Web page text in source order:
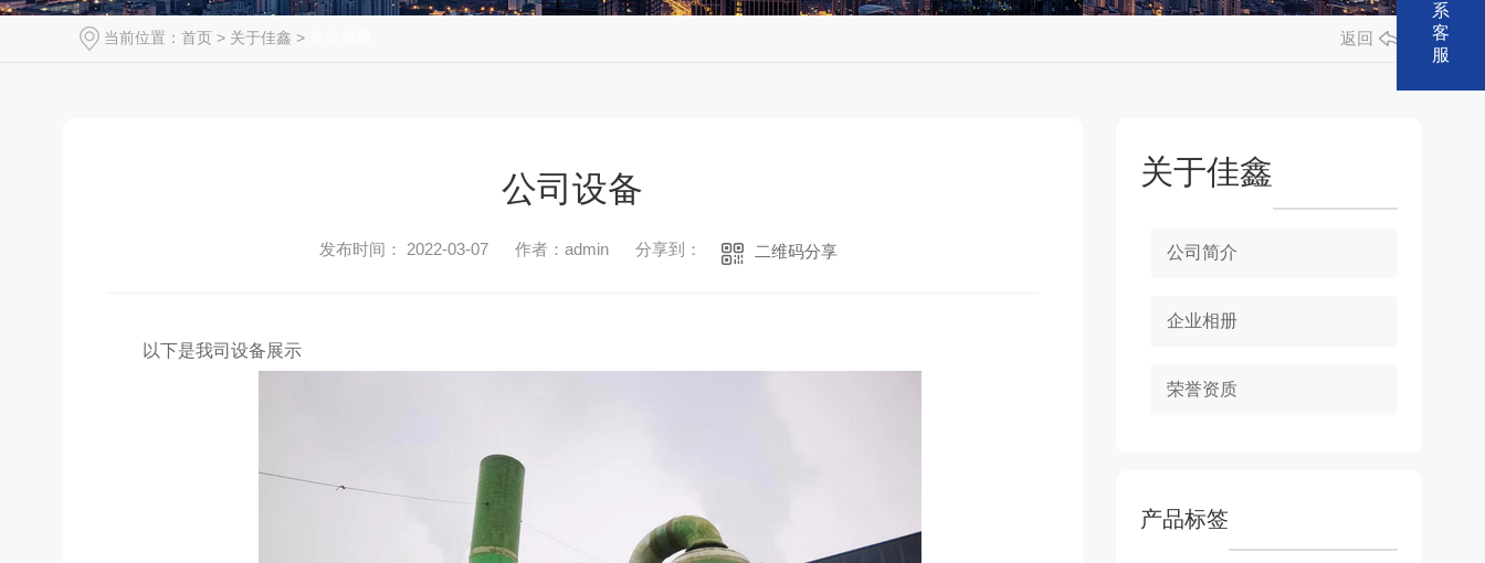
当前位置： 首页 > 关于佳鑫 > 返回
公司设备
发布时间： 2022-03-07 作者：admin 分享到： 二维码分享
以下是我司设备展示
关于佳鑫
公司简介
企业相册
荣誉资质
产品标签
系
客
服